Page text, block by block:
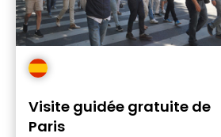
Visite guidée gratuite de
Paris